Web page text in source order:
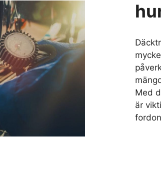
Med
är
fordon